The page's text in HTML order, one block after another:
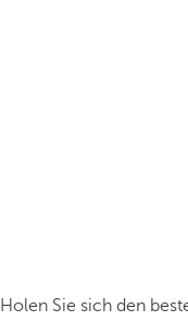
Holen Sie sich den